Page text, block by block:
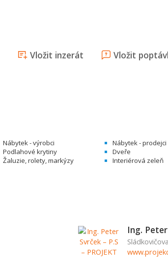
Vložit inzerát Vložit
Nábytek - výrobci
Nábytek - prodejci
Podlahové krytiny
Dveře
Žaluzie, rolety, markýzy
Interiérová zeleň
Ing. Peter